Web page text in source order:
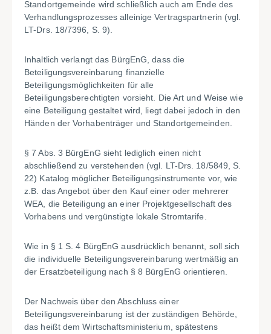
Standortgemeinde wird schließlich auch am Ende des
Verhandlungsprozesses alleinige Vertragspartnerin (vgl.
LT-Drs. 18/7396, S. 9).
Inhaltlich verlangt das BürgEnG, dass die
Beteiligungsvereinbarung finanzielle
Beteiligungsmöglichkeiten für alle
Beteiligungsberechtigten vorsieht. Die Art und Weise wie
eine Beteiligung gestaltet wird, liegt dabei jedoch in den
Händen der Vorhabenträger und Standortgemeinden.
§ 7 Abs. 3 BürgEnG sieht lediglich einen nicht
abschließend zu verstehenden (vgl. LT-Drs. 18/5849, S.
22) Katalog möglicher Beteiligungsinstrumente vor, wie
z.B. das Angebot über den Kauf einer oder mehrerer
WEA, die Beteiligung an einer Projektgesellschaft des
Vorhabens und vergünstigte lokale Stromtarife.
Wie in § 1 S. 4 BürgEnG ausdrücklich benannt, soll sich
die individuelle Beteiligungsvereinbarung wertmäßig an
der Ersatzbeteiligung nach § 8 BürgEnG orientieren.
Der Nachweis über den Abschluss einer
Beteiligungsvereinbarung ist der zuständigen Behörde,
das heißt dem Wirtschaftsministerium, spätestens